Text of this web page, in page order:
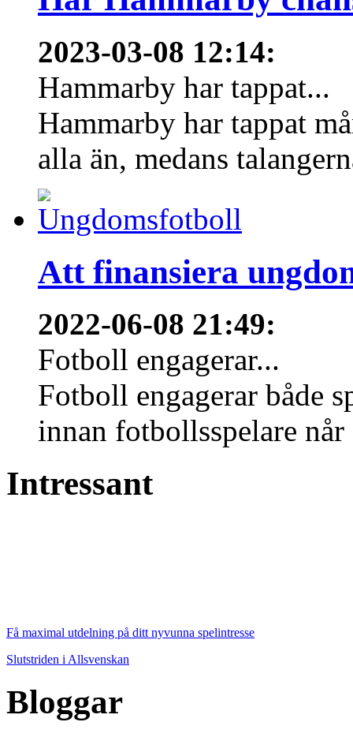
2023-03-08 12:14:
Hammarby har tappat...
Hammarby har tappat
alla än, medans
Att finansiera
2022-06-08 21:49:
Fotboll engagerar...
Fotboll engagerar både
innan fotbollsspelare
Intressant
Få maximal utdelning på ditt nyvunna spelintresse
Slutstriden i Allsvenskan
Bloggar